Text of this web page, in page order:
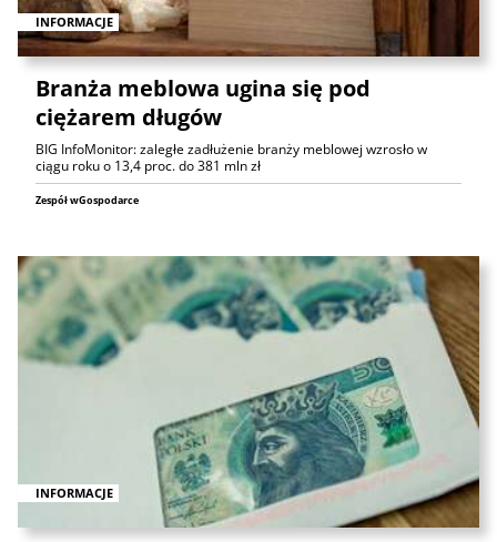
INFORMACJE
Branża meblowa ugina się pod
ciężarem długów
BIG InfoMonitor: zaległe zadłużenie branży meblowej wzrosło w
ciągu roku o 13,4 proc. do 381 mln zł
Zespół wGospodarce
INFORMACJE